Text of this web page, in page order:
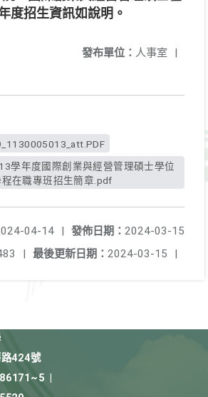
度招生資訊如說明。
發布單位： 人事室 |
程在職專班招生簡章.pdf
發佈日期： 2024-03-15
04-14
|
最後更新日期： 2024-03-15 |
|
424號